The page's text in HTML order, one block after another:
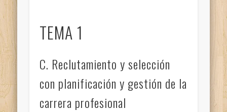
TEMA 1
C. Reclutamiento y selección
con planificación y gestión de la
carrera profesional